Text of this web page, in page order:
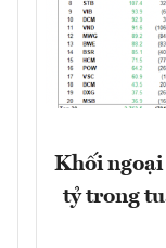
Khối
tỷ trong